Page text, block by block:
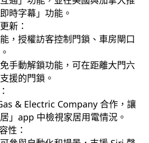
時字幕」功能。
更新：
，授權訪客控制門鎖、車房閘口
手動解鎖功能，可在距離大門六
援的門鎖。
& Electric Company 合作，讓
」app 中檢視家居用電情況。
性：